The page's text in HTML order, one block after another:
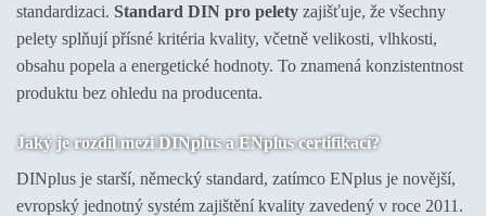
standardizaci. Standard DIN pro pelety zajišťuje, že všechny
pelety splňují přísné kritéria kvality, včetně velikosti, vlhkosti,
obsahu popela a energetické hodnoty. To znamená konzistentnost
produktu bez ohledu na producenta.
Jaký je rozdíl mezi DINplus a ENplus certifikací?
DINplus je starší, německý standard, zatímco ENplus je novější,
evropský jednotný systém zajištění kvality zavedený v roce 2011.